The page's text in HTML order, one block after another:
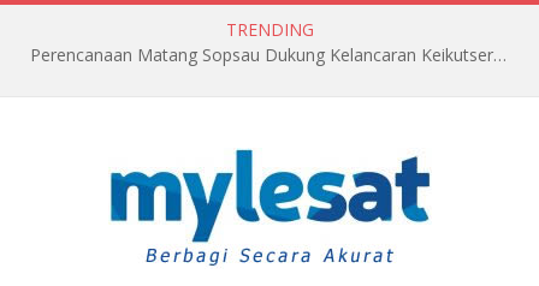
TRENDING
Perencanaan Matang Sopsau Dukung Kelancaran Keikutsertaan TNI AU di Pitch Black 2026